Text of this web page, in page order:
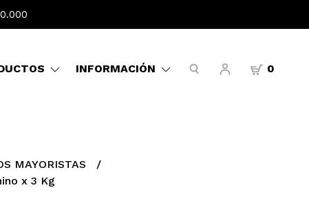
INFORMACIÓN 0
MAYORISTAS
x 3 Kg